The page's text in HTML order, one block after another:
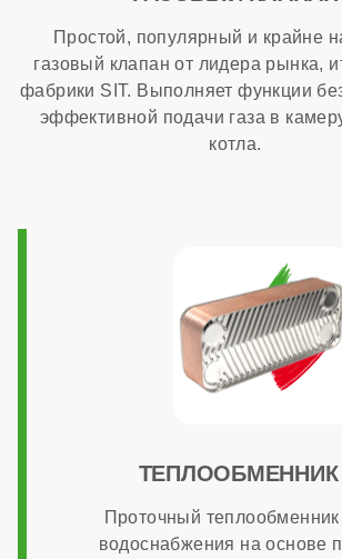
Простой, популярный и крайне
газовый клапан от лидера рынка,
фабрики SIT. Выполняет функции
эффективной подачи газа в
котла.
ТЕПЛООБМЕННИК
Проточный теплообменник
водоснабжения на основе